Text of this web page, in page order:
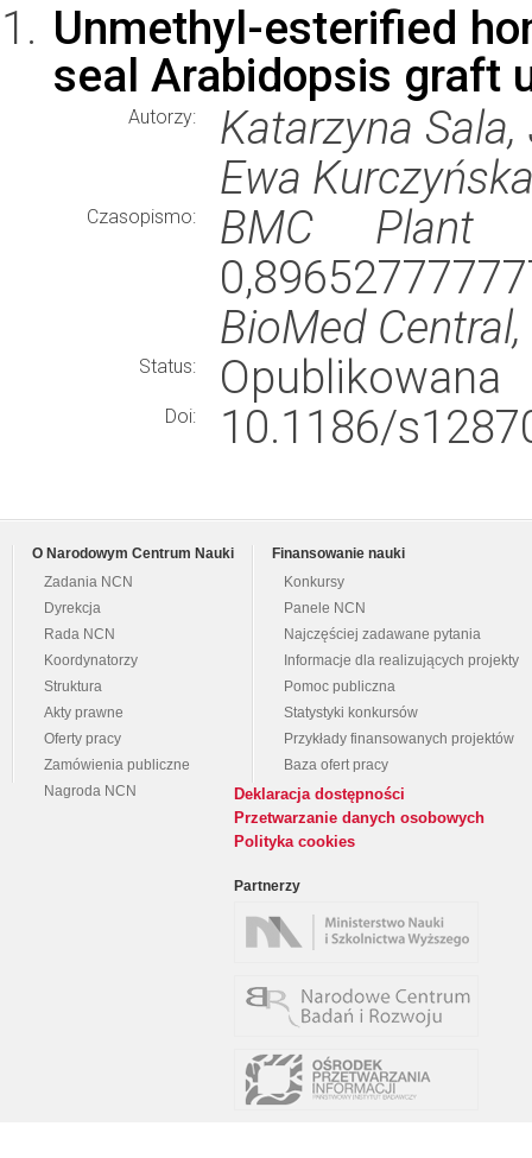
Unmethyl-esterified
seal Arabidopsis graft
Autorzy:
Katarzyna
Ewa
Czasopismo:
BMC Plant
BioMed
Status: Opublikowana
Doi: 10.1186/
O Narodowym Centrum Nauki
Zadania NCN
Dyrekcja
Rada NCN
Koordynatorzy
Struktura
Akty prawne
Oferty pracy
Zamówienia publiczne
Nagroda NCN
Finansowanie nauki
Konkursy
Panele NCN
Najczęściej zadawane pytania
Informacje dla realizujących projekty
Pomoc publiczna
Statystyki konkursów
Przykłady finansowanych projektów
Baza ofert pracy
Deklaracja dostępności
Przetwarzanie danych osobowych
Polityka cookies
Partnerzy